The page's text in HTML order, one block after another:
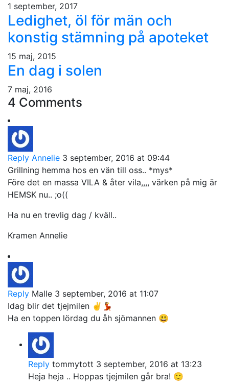
1 september, 2017
Ledighet, öl för män och
konstig stämning på apoteket
15 maj, 2015
En dag i solen
7 maj, 2016
4 Comments
Reply Annelie 3 september, 2016 at 09:44
Grillning hemma hos en vän till oss.. *mys*
Före det en massa VILA & åter vila,,,, värken på mig är
HEMSK nu.. ;o((
Ha nu en trevlig dag / kväll..
Kramen Annelie
Reply Malle 3 september, 2016 at 11:07
Idag blir det tjejmilen ✌💃
Ha en toppen lördag du åh sjömannen 😃
Reply tommytott 3 september, 2016 at 13:23
Heja heja .. Hoppas tjejmilen går bra! 🙂